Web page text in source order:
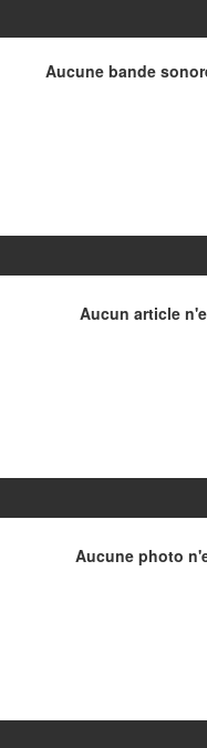
Aucune bande
Aucun article
Aucune photo